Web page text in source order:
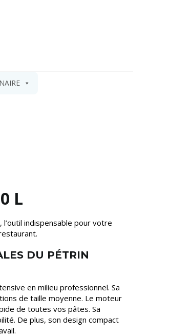
L
, l’outil indispensable pour votre
DU PÉTRIN
en milieu professionnel. Sa
de taille moyenne. Le moteur
de toutes vos pâtes. Sa
De plus, son design compact